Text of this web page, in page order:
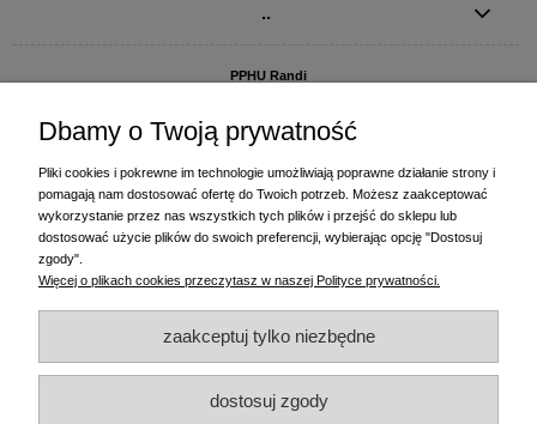
..
PPHU Randi
ul. Starogardzka 77 (wjazd od ul. Plażowej)
+48 58 770 31 80
- centrala
+48 58 770 31 83- wyceny i drukowanie etykiet
- Krzysztof - drukowanie etykiet,
Dbamy o Twoją prywatność
Pliki cookies i pokrewne im technologie umożliwiają poprawne działanie strony i
pomagają nam dostosować ofertę do Twoich potrzeb. Możesz zaakceptować
wykorzystanie przez nas wszystkich tych plików i przejść do sklepu lub
dostosować użycie plików do swoich preferencji, wybierając opcję "Dostosuj
zgody".
Więcej o plikach cookies przeczytasz w naszej Polityce prywatności.
zaakceptuj tylko niezbędne
dostosuj zgody